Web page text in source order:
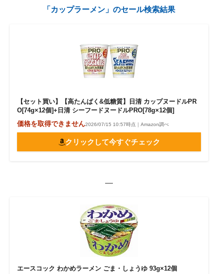
「カップラーメン」のセール検索結果
【セット買い】【高たんぱく&低糖質】日清 カップヌードルPR
O[74g×12個]+日清 シーフードヌードルPRO[78g×12個]
価格を取得できません2026/07/15 10:57時点｜Amazon調べ
クリックして今すぐチェック
—
エースコック わかめラーメン ごま・しょうゆ 93g×12個